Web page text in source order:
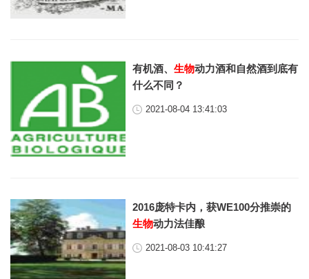
有机酒、生物动力酒和自然酒到底有
什么不同？
2021-08-04 13:41:03
2016庞特卡内，获WE100分推崇的
生物动力法佳酿
2021-08-03 10:41:27